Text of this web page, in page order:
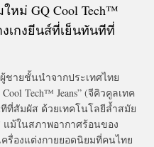
หม่ GQ Cool Tech™
เกงยีนส์ที่เย็นทันทีที่
ชายชั้นนำจากประเทศไทย
Tech™ Jeans” (จีคิวคูลเทค
ที่สัมผัส ด้วยเทคโนโลยีล้ำสมัย
แม้ในสภาพอากาศร้อนของ
ครื่องแต่งกายยอดนิยมที่คนไทย